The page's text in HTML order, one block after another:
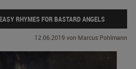
RHYMES FOR BASTARD ANGELS
12.06.2019 von Marcus Pohlmann